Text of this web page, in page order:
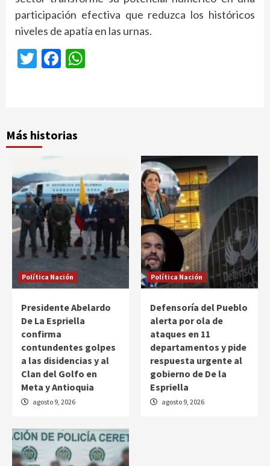
participación efectiva que reduzca los históricos
niveles de apatía en las urnas.
TwitterFacebook
Más historias
Política Nación
Presidente Abelardo
De La Espriella
confirma
contundentes golpes
a las disidencias y al
Clan del Golfo en
Meta y Antioquia
agosto 9, 2026
Política Nación
Defensoría del Pueblo
alerta por ola de
ataques en 11
departamentos y pide
respuesta urgente al
gobierno de De la
Espriella
agosto 9, 2026